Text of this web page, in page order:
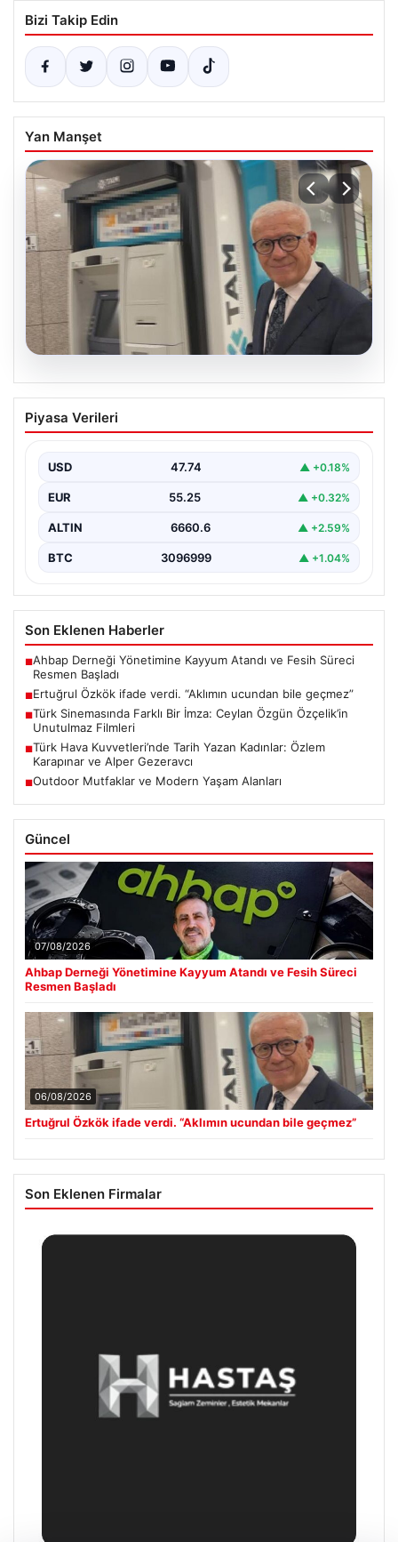
Bizi Takip Edin
Yan Manşet
06.08.2026
Ertuğrul Özkök ifade verdi. “Aklımın
ucundan bile geçmez”
Piyasa Verileri
USD 47.74 ▲ +0.18%
EUR 55.25 ▲ +0.32%
ALTIN 6660.6 ▲ +2.59%
BTC 3096999 ▲ +1.04%
Son Eklenen Haberler
■Ahbap Derneği Yönetimine Kayyum Atandı ve Fesih Süreci
Resmen Başladı
■Ertuğrul Özkök ifade verdi. “Aklımın ucundan bile geçmez”
■Türk Sinemasında Farklı Bir İmza: Ceylan Özgün Özçelik’in
Unutulmaz Filmleri
■Türk Hava Kuvvetleri’nde Tarih Yazan Kadınlar: Özlem
Karapınar ve Alper Gezeravcı
■Outdoor Mutfaklar ve Modern Yaşam Alanları
Güncel
07/08/2026
Ahbap Derneği Yönetimine Kayyum Atandı ve Fesih Süreci
Resmen Başladı
06/08/2026
Ertuğrul Özkök ifade verdi. “Aklımın ucundan bile geçmez”
Son Eklenen Firmalar